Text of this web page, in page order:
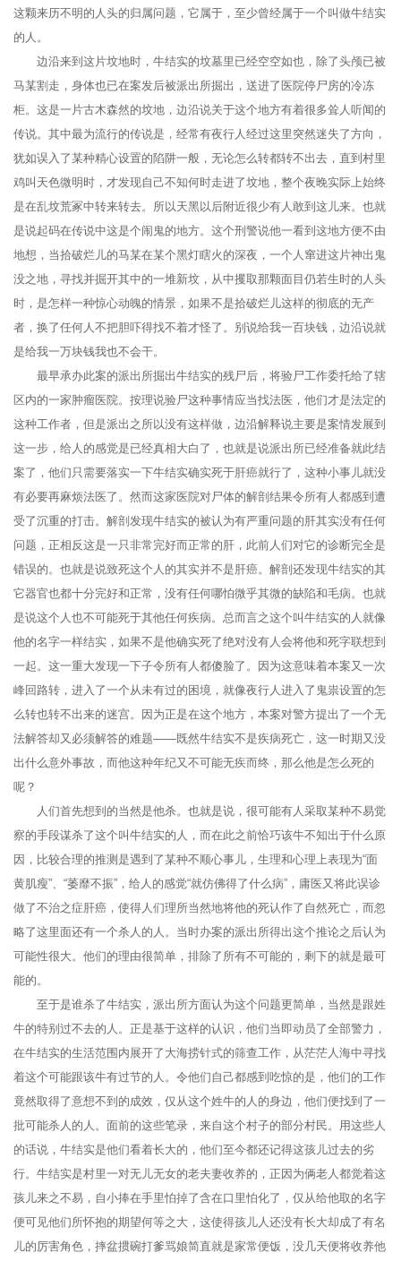
这颗来历不明的人头的归属问题，它属于，至少曾经属于一个叫做牛结实
的人。
边沿来到这片坟地时，牛结实的坟墓里已经空空如也，除了头颅已被
马某割走，身体也已在案发后被派出所掘出，送进了医院停尸房的冷冻
柜。这是一片古木森然的坟地，边沿说关于这个地方有着很多耸人听闻的
传说。其中最为流行的传说是，经常有夜行人经过这里突然迷失了方向，
犹如误入了某种精心设置的陷阱一般，无论怎么转都转不出去，直到村里
鸡叫天色微明时，才发现自己不知何时走进了坟地，整个夜晚实际上始终
是在乱坟荒冢中转来转去。所以天黑以后附近很少有人敢到这儿来。也就
是说起码在传说中这是个闹鬼的地方。这个刑警说他一看到这地方便不由
地想，当拾破烂儿的马某在某个黑灯瞎火的深夜，一个人窜进这片神出鬼
没之地，寻找并掘开其中的一堆新坟，从中攫取那颗面目仍若生时的人头
时，是怎样一种惊心动魄的情景，如果不是拾破烂儿这样的彻底的无产
者，换了任何人不把胆吓得找不着才怪了。别说给我一百块钱，边沿说就
是给我一万块钱我也不会干。
最早承办此案的派出所掘出牛结实的残尸后，将验尸工作委托给了辖
区内的一家肿瘤医院。按理说验尸这种事情应当找法医，他们才是法定的
这种工作者，但是派出之所以没有这样做，边沿解释说主要是案情发展到
这一步，给人的感觉是已经真相大白了，也就是说派出所已经准备就此结
案了，他们只需要落实一下牛结实确实死于肝癌就行了，这种小事儿就没
有必要再麻烦法医了。然而这家医院对尸体的解剖结果令所有人都感到遭
受了沉重的打击。解剖发现牛结实的被认为有严重问题的肝其实没有任何
问题，正相反这是一只非常完好而正常的肝，此前人们对它的诊断完全是
错误的。也就是说致死这个人的其实并不是肝癌。解剖还发现牛结实的其
它器官也都十分完好和正常，没有任何哪怕微乎其微的缺陷和毛病。也就
是说这个人也不可能死于其他任何疾病。总而言之这个叫牛结实的人就像
他的名字一样结实，如果不是他确实死了绝对没有人会将他和死字联想到
一起。这一重大发现一下子令所有人都傻脸了。因为这意味着本案又一次
峰回路转，进入了一个从未有过的困境，就像夜行人进入了鬼祟设置的怎
么转也转不出来的迷宫。因为正是在这个地方，本案对警方提出了一个无
法解答却又必须解答的难题——既然牛结实不是疾病死亡，这一时期又没
出什么意外事故，而他这种年纪又不可能无疾而终，那么他是怎么死的
呢？
人们首先想到的当然是他杀。也就是说，很可能有人采取某种不易觉
察的手段谋杀了这个叫牛结实的人，而在此之前恰巧该牛不知出于什么原
因，比较合理的推测是遇到了某种不顺心事儿，生理和心理上表现为“面
黄肌瘦”、“萎靡不振”，给人的感觉“就仿佛得了什么病”，庸医又将此误诊
做了不治之症肝癌，使得人们理所当然地将他的死认作了自然死亡，而忽
略了这里面还有一个杀人的人。当时办案的派出所得出这个推论之后认为
可能性很大。他们的理由很简单，排除了所有不可能的，剩下的就是最可
能的。
至于是谁杀了牛结实，派出所方面认为这个问题更简单，当然是跟姓
牛的特别过不去的人。正是基于这样的认识，他们当即动员了全部警力，
在牛结实的生活范围内展开了大海捞针式的筛查工作，从茫茫人海中寻找
着这个可能跟该牛有过节的人。令他们自己都感到吃惊的是，他们的工作
竟然取得了意想不到的成效，仅从这个姓牛的人的身边，他们便找到了一
批可能杀人的人。面前的这些笔录，来自这个村子的部分村民。用这些人
的话说，牛结实是他们看着长大的，他们至今都还记得这孩儿过去的劣
行。牛结实是村里一对无儿无女的老夫妻收养的，正因为俩老人都觉着这
孩儿来之不易，自小捧在手里怕掉了含在口里怕化了，仅从给他取的名字
便可见他们所怀抱的期望何等之大，这使得孩儿人还没有长大却成了有名
儿的厉害角色，摔盆掼碗打爹骂娘简直就是家常便饭，没几天便将收养他